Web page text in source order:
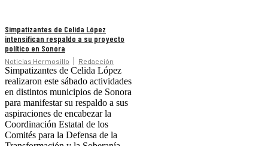
Simpatizantes de Celida López
intensifican respaldo a su proyecto
político en Sonora
Noticias Hermosillo Redacción
Simpatizantes de Celida López
realizaron este sábado actividades
en distintos municipios de Sonora
para manifestar su respaldo a sus
aspiraciones de encabezar la
Coordinación Estatal de los
Comités para la Defensa de la